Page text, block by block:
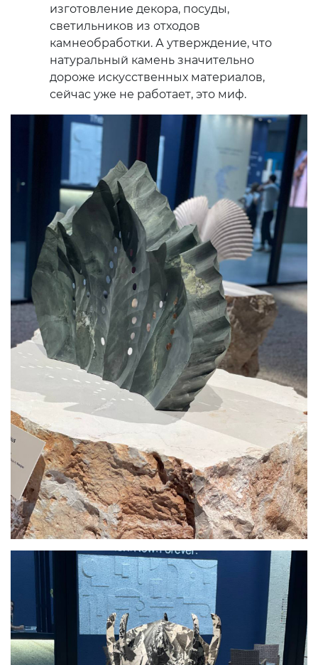
изготовление декора, посуды,
светильников из отходов
камнеобработки. А утверждение, что
натуральный камень значительно
дороже искусственных материалов,
сейчас уже не работает, это миф.